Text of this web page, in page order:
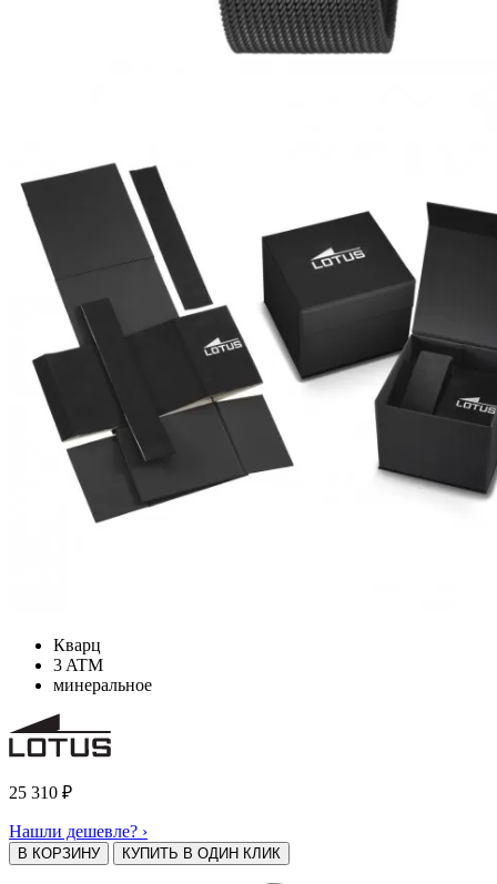
Кварц
3 ATM
минеральное
25 310 ₽
Нашли дешевле? ›
В КОРЗИНУ КУПИТЬ В ОДИН КЛИК